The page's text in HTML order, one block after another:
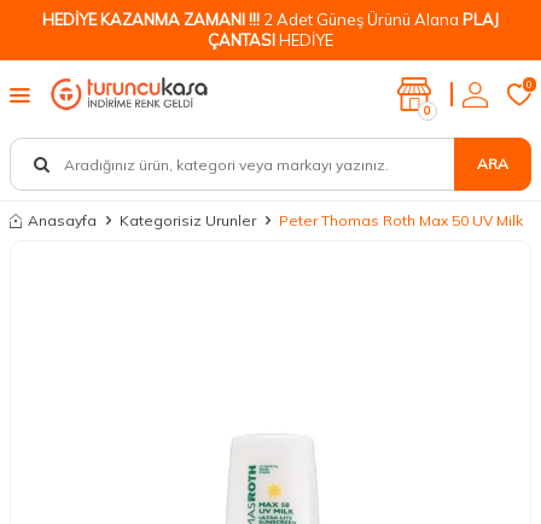
HEDİYE KAZANMA ZAMANI !!! 2 Adet Güneş Ürünü Alana PLAJ
ÇANTASIHEDİYE
ARA
0
0
Anasayfa Kategorisiz Urunler Peter Thomas Roth Max 50 UV Milk